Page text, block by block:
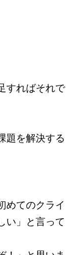
すればそれで
題を解決する
めてのクライ
い」と言って